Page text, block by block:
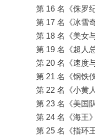
第 16 名《侏罗
第 17 名《冰雪
第 18 名《美女
第 19 名《超人
第 20 名《速度
第 21 名《钢铁
第 22 名《小黄
第 23 名《美国
第 24 名《海王
第 25 名《指环